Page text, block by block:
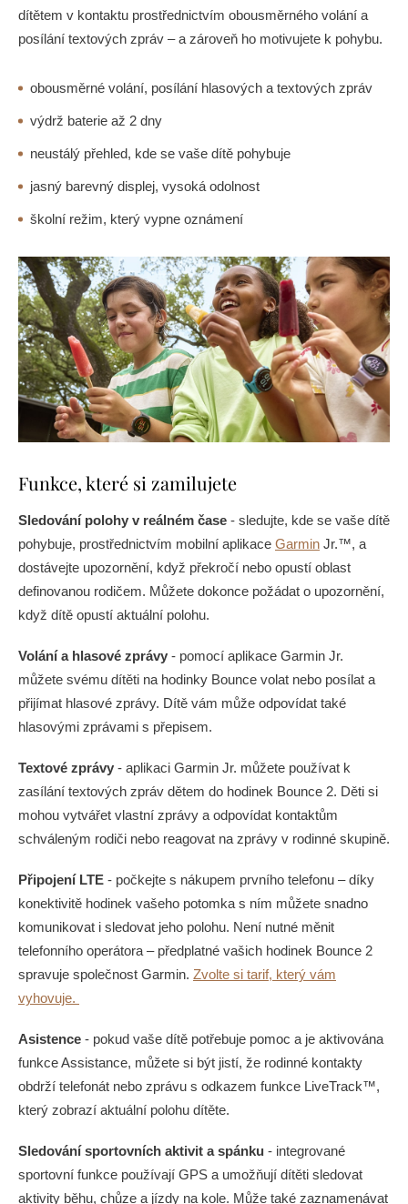
dítětem v kontaktu prostřednictvím obousměrného volání a
posílání textových zpráv – a zároveň ho motivujete k pohybu.
obousměrné volání, posílání hlasových a textových zpráv
výdrž baterie až 2 dny
neustálý přehled, kde se vaše dítě pohybuje
jasný barevný displej, vysoká odolnost
školní režim, který vypne oznámení
Funkce, které si zamilujete
Sledování polohy v reálném čase - sledujte, kde se vaše dítě
pohybuje, prostřednictvím mobilní aplikace Garmin Jr.™, a
dostávejte upozornění, když překročí nebo opustí oblast
definovanou rodičem. Můžete dokonce požádat o upozornění,
když dítě opustí aktuální polohu.
Volání a hlasové zprávy - pomocí aplikace Garmin Jr.
můžete svému dítěti na hodinky Bounce volat nebo posílat a
přijímat hlasové zprávy. Dítě vám může odpovídat také
hlasovými zprávami s přepisem.
Textové zprávy - aplikaci Garmin Jr. můžete používat k
zasílání textových zpráv dětem do hodinek Bounce 2. Děti si
mohou vytvářet vlastní zprávy a odpovídat kontaktům
schváleným rodiči nebo reagovat na zprávy v rodinné skupině.
Připojení LTE - počkejte s nákupem prvního telefonu – díky
konektivitě hodinek vašeho potomka s ním můžete snadno
komunikovat i sledovat jeho polohu. Není nutné měnit
telefonního operátora – předplatné vašich hodinek Bounce 2
spravuje společnost Garmin. Zvolte si tarif, který vám
vyhovuje.
Asistence - pokud vaše dítě potřebuje pomoc a je aktivována
funkce Assistance, můžete si být jistí, že rodinné kontakty
obdrží telefonát nebo zprávu s odkazem funkce LiveTrack™,
který zobrazí aktuální polohu dítěte.
Sledování sportovních aktivit a spánku - integrované
sportovní funkce používají GPS a umožňují dítěti sledovat
aktivity běhu, chůze a jízdy na kole. Může také zaznamenávat